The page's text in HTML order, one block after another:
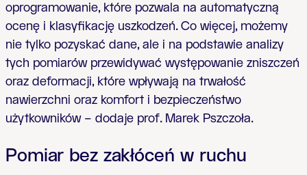
oprogramowanie, które pozwala na automatyczną
ocenę i klasyfikację uszkodzeń. Co więcej, możemy
nie tylko pozyskać dane, ale i na podstawie analizy
tych pomiarów przewidywać występowanie zniszczeń
oraz deformacji, które wpływają na trwałość
nawierzchni oraz komfort i bezpieczeństwo
użytkowników – dodaje prof. Marek Pszczoła.
Pomiar bez zakłóceń w ruchu